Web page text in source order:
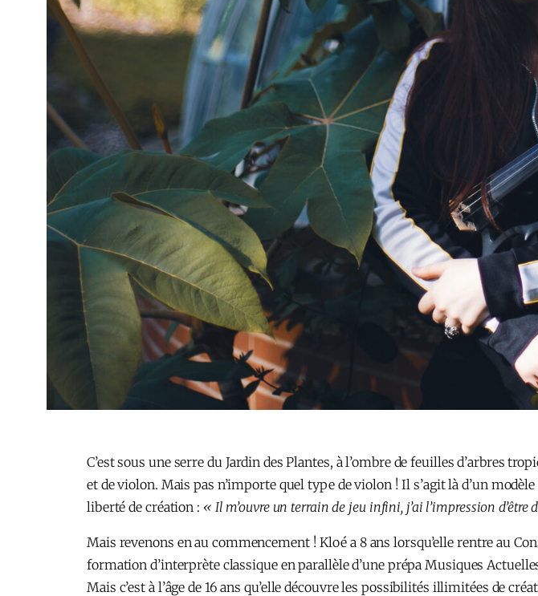
C’est sous une serre du Jardin des Plantes, à l’ombre de feuilles d’arbres
et de violon. Mais pas n’importe quel type de violon ! Il s’agit là d’un
liberté de création : « Il m’ouvre un terrain de jeu infini, j’ai l’impression
Mais revenons en au commencement ! Kloé a 8 ans lorsqu’elle rentre au
formation d’interprète classique en parallèle d’une prépa Musiques
Mais c’est à l’âge de 16 ans qu’elle découvre les possibilités illimitées de